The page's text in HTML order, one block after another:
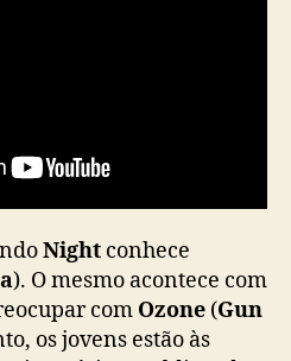
N
a
a
v
Night conhece
). O mesmo acontece com
com Ozone (Gun
os jovens estão às